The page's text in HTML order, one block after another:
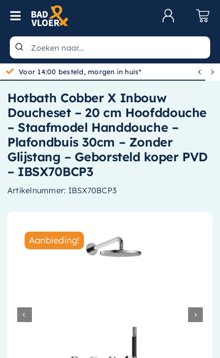
Skip to content
Toggle Navigation
Wastafels
Toiletten
Spiegels
Kranen
Douche
Badkamermeubels
Installatiemateriaal
Gratis bezorgd vanaf 100,-
 
Hotbath Cobber X Inbouw
Doucheset – 20 cm Hoofddouche
– Staafmodel Handdouche –
Plafondbuis 30cm – Zonder
Glijstang – Geborsteld koper PVD
– IBSX70BCP3
Artikelnummer: IBSX70BCP3
Aanbieding!